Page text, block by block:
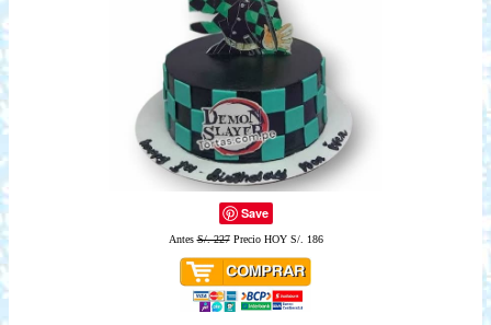
Save
AntesS/. 227Precio HOY S/. 186